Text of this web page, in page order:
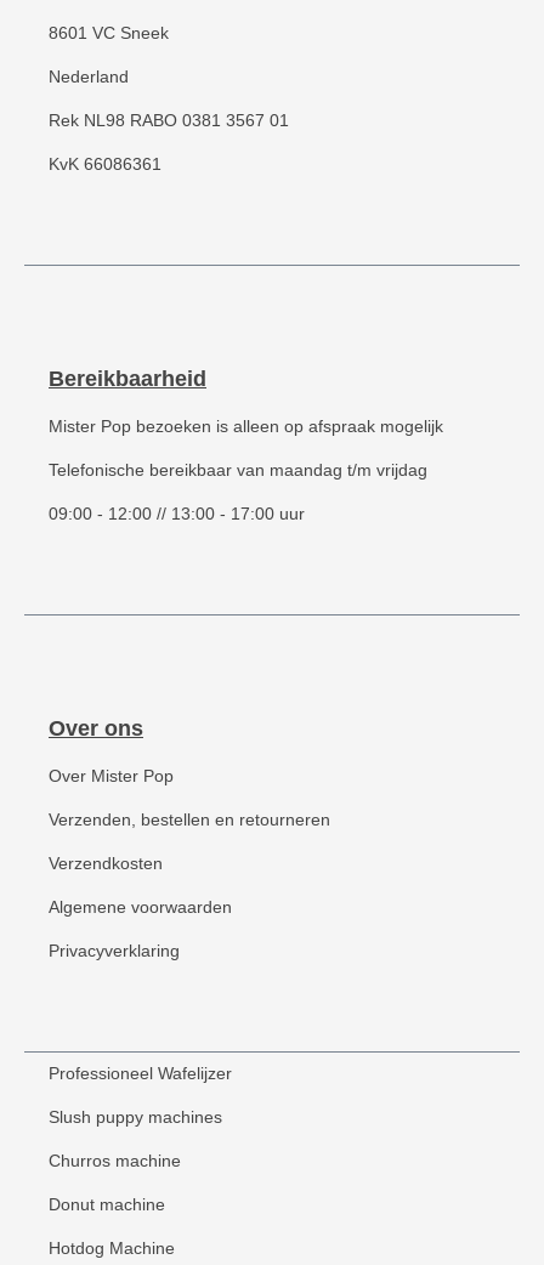
8601 VC Sneek
Nederland
Rek NL98 RABO 0381 3567 01
KvK 66086361
Bereikbaarheid
Mister Pop bezoeken is alleen op afspraak mogelijk
Telefonische bereikbaar van maandag t/m vrijdag
09:00 - 12:00 // 13:00 - 17:00 uur
Over ons
Over Mister Pop
Verzenden, bestellen en retourneren
Verzendkosten
Algemene voorwaarden
Privacyverklaring
Professioneel Wafelijzer
Slush puppy machines
Churros machine
Donut machine
Hotdog Machine